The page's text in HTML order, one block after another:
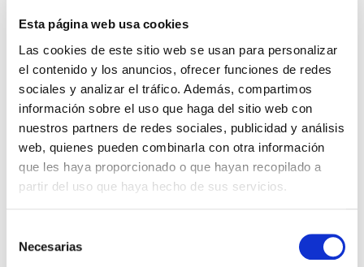
Esta página web usa cookies
Las cookies de este sitio web se usan para personalizar
el contenido y los anuncios, ofrecer funciones de redes
sociales y analizar el tráfico. Además, compartimos
información sobre el uso que haga del sitio web con
nuestros partners de redes sociales, publicidad y análisis
web, quienes pueden combinarla con otra información
que les haya proporcionado o que hayan recopilado a
partir del uso que haya hecho de sus servicios.
Necesarias
medicina reproductiva ya que […]
Leer más >